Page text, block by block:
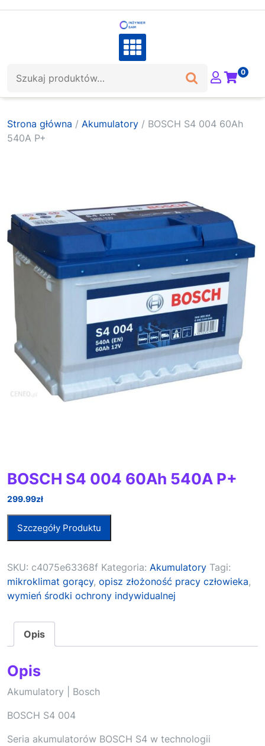
0
Strona główna / Akumulatory / BOSCH S4 004 60Ah
540A P+
BOSCH S4 004 60Ah 540A P+
299.99zł
Szczegóły Produktu
SKU: c4075e63368f Kategoria: Akumulatory Tagi:
mikroklimat gorący, opisz złożoność pracy człowieka,
wymień środki ochrony indywidualnej
Opis
Opis
Akumulatory | Bosch
BOSCH S4 004
Seria akumulatorów BOSCH S4 w technologii